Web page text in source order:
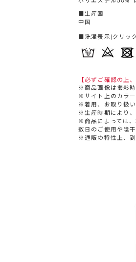
■生産国
中国
■洗濯表示(クリッ
【必ずご確認の上
※商品画像は撮影時
※サイト上のカラー
※着用、お取り扱い
※生産時期により、
※商品によっては、
数日のご使用や陰
※通販の特性上、到